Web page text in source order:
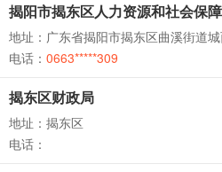
揭阳市揭东区人力资源和社会保
地址：广东省揭阳市揭东区曲溪街道
电话： 0663*****309
揭东区财政局
地址：揭东区
电话：